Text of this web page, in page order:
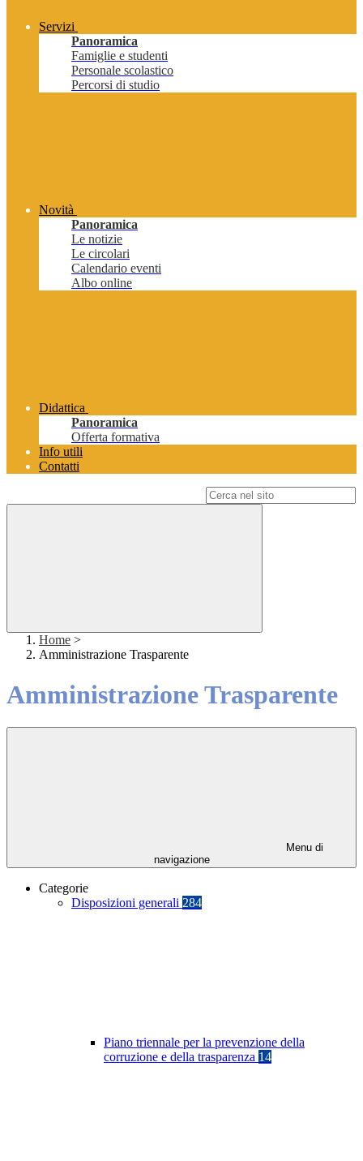
Servizi
Panoramica
Famiglie e studenti
Personale scolastico
Percorsi di studio
Novità
Panoramica
Le notizie
Le circolari
Calendario eventi
Albo online
Didattica
Panoramica
Offerta formativa
Info utili
Contatti
Home >
Amministrazione Trasparente
Amministrazione Trasparente
Menu di
navigazione
Categorie
Disposizioni generali 284
Piano triennale per la prevenzione della
corruzione e della trasparenza 14